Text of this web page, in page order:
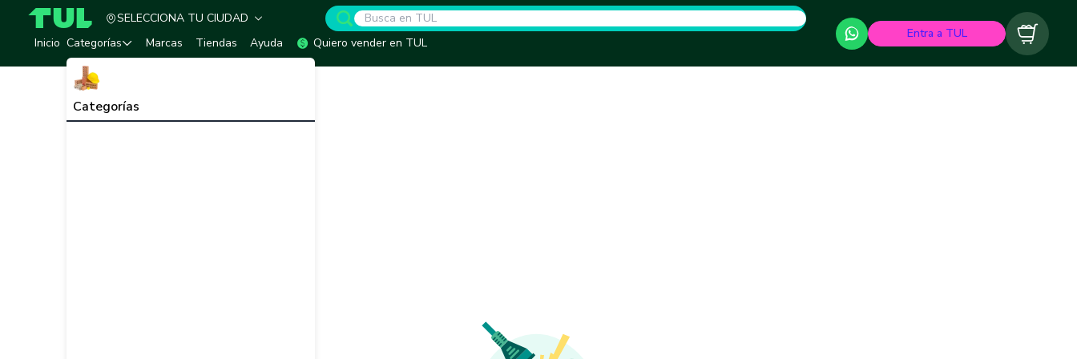
TUL - Tu Marketplace de Construcción
SELECCIONA TU CIUDAD
Inicio Categorías
Categorías
Marcas Tiendas Ayuda Quiero vender en TUL
Entra a TUL Carrito